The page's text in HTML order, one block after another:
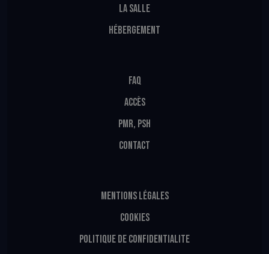
LA SALLE
HÉBERGEMENT
FAQ
ACCÈS
PMR, PSH
CONTACT
MENTIONS LÉGALES
COOKIES
POLITIQUE DE CONFIDENTIALITE